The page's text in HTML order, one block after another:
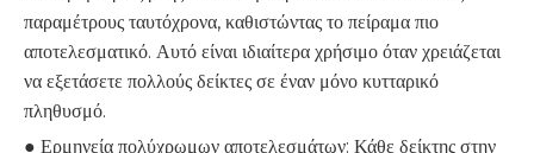
παραμέτρους ταυτόχρονα, καθιστώντας το πείραμα πιο
αποτελεσματικό. Αυτό είναι ιδιαίτερα χρήσιμο όταν χρειάζεται
να εξετάσετε πολλούς δείκτες σε έναν μόνο κυτταρικό
πληθυσμό.
● Ερμηνεία πολύχρωμων αποτελεσμάτων: Κάθε δείκτης στην